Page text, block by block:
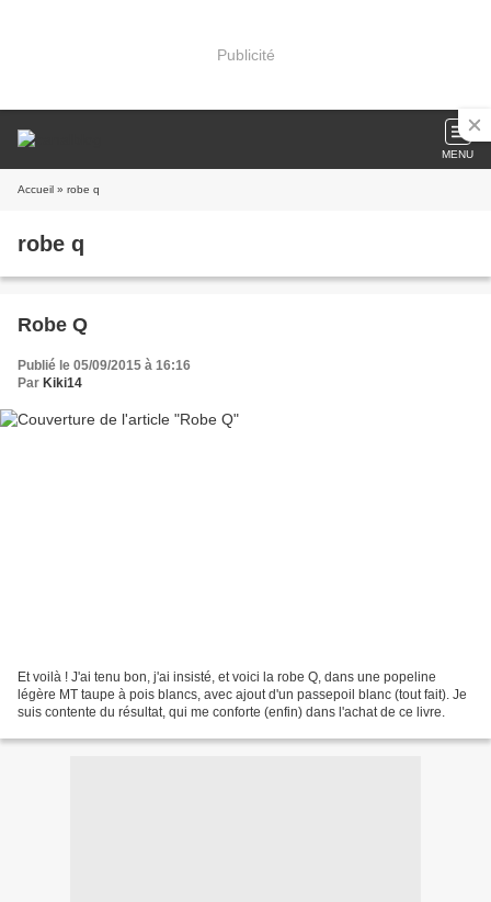
Publicité
MENU
Accueil » robe q
robe q
Robe Q
Publié le 05/09/2015 à 16:16
Par Kiki14
Et voilà ! J'ai tenu bon, j'ai insisté, et voici la robe Q, dans une popeline
légère MT taupe à pois blancs, avec ajout d'un passepoil blanc (tout fait). Je
suis contente du résultat, qui me conforte (enfin) dans l'achat de ce livre.